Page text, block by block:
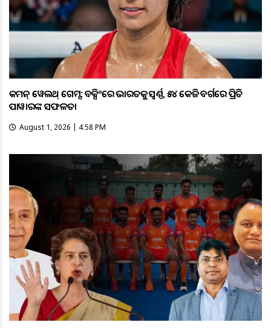
କମନ୍ ୱେଲଥ୍ ଗେମ୍ସ: ବକ୍ସିଂରେ ଭାରତକୁ ସ୍ବର୍ଣ୍ଣ, ୫୪ କେଜି ବର୍ଗରେ ପ୍ରିତି
ପାୱାରଙ୍କ ସଫଳତା
August 1, 2026 | 4:58 PM